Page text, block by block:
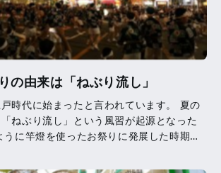
の由来は「ねぶり流し」
時代に始まったと言われています。 夏の
ねぶり流し」という風習が起源となった
に竿燈を使ったお祭りに発展した時期等